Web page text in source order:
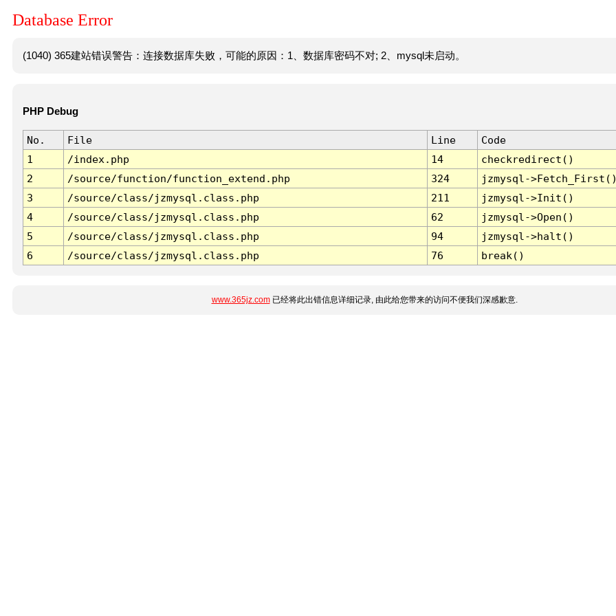
Database Error
(1040) 365建站错误警告：连接数据库失败，可能的原因：1、数据库密码不对; 2、mysql未启动。
PHP Debug
No. File Line
Code
1
/index.php 14
checkredirect()
2
/source/function/function_extend.php 324
jzmysql-
3
/source/class/jzmysql.class.php 211
jzmysql->Init()
4
/source/class/jzmysql.class.php 62
jzmysql->Open()
5
/source/class/jzmysql.class.php 94
jzmysql->halt()
6
/source/class/jzmysql.class.php 76 break()
www.365jz.com已经将此出错信息详细记录, 由此给您带来的访问不便我们深感歉意.